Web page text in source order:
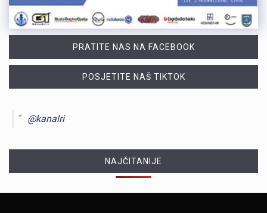
PRATITE NAS NA FACEBOOK
POSJETITE NAŠ TIKTOK
@kanalri
NAJČITANIJE